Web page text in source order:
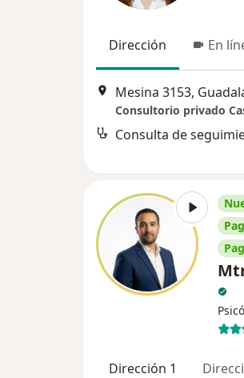
Dirección En
Mesina 3153,
Consultorio privado
Consulta de
Dirección 1